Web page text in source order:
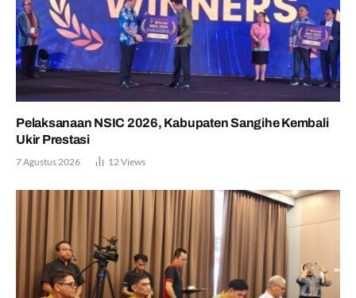
Pelaksanaan NSIC 2026, Kabupaten Sangihe Kembali
Ukir Prestasi
7 Agustus 2026 12Views